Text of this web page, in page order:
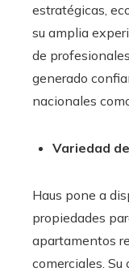
estratégicas,
su amplia
de
generado
nacionales
Variedad
Haus pone a
propiedades
apartamentos
comerciales.